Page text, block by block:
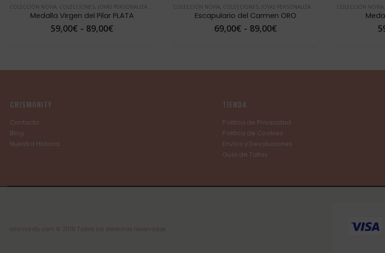
JOYAS PERSONALIZADAS ,MEDALLA NOVIA
PLATA
hasta
COLECCIÓN NOVIA,COLECCIONES JOYAS PERSONALIZADAS ,MEDALLA NOVIA
Escapulario del Carmen ORO
hasta
COLECCIÓN NOVIA,COLECCIONES JOYAS PERSONALIZADAS
Medalla Milagrosa PLATA
hasta
CRISMONITY
Contacto
Blog
Nuestra Historia
TIENDA
Politica de Privacidad
Politica de Cookies
Envíos y Devoluciones
Guía de Tallas
crismonity.com © 2019 Todos los derechos reservados